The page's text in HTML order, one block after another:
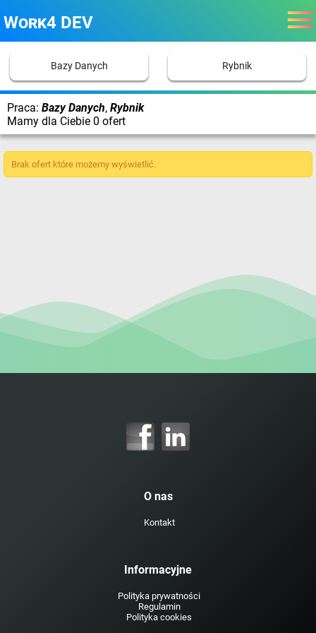
Work4 DEV
Bazy Danych Rybnik
Praca: Bazy Danych, Rybnik
Mamy dla Ciebie 0 ofert
Brak ofert które możemy wyświetlić.
O nas
Kontakt
Informacyjne
Polityka prywatności
Regulamin
Polityka cookies